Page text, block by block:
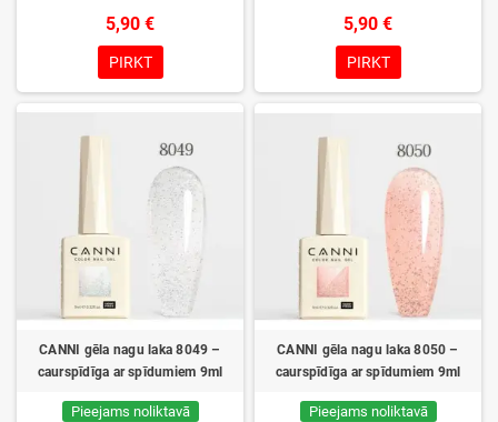
izvēle, lieliska sacietēšana
UV/LED lampās un ilgstoša
noturība. Katrs flakons iepakots
kastītē – pirmo reizi to atvērsiet
5,90 €
PIRKT
izvēle, lieliska sacietēšana
UV/LED lampās un ilgstoša
noturība. Katrs flakons iepakots
kastītē – pirmo reizi to atvērsiet
5,90 €
PIRKT
CANNI gēla nagu laka 8049 –
caurspīdīga ar spīdumiem 9ml
Pieejams noliktavā
CANNI gēla nagu laka 8050 –
caurspīdīga ar spīdumiem 9ml
Pieejams noliktavā